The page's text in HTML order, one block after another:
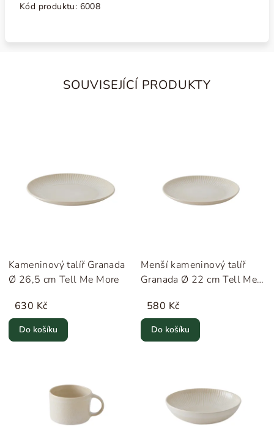
Kód produktu: 6008
SOUVISEJÍCÍ PRODUKTY
Kameninový talíř Granada
Ø 26,5 cm Tell Me More
630 Kč
Do košíku
Menší kameninový talíř
Granada Ø 22 cm Tell Me
580 Kč
Do košíku